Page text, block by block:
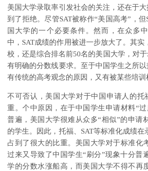
美国大学录取率引发社会的关注，还在于
到了拒绝。尽管SAT被称作“美国高考”，
国大学的一个必要条件。然而，在众多
中，SAT成绩的作用被进一步放大了。其实
校，还是综合排名前50名的美国大学，对
有明确的分数线要求。至于中国学生之所
有传统的高考观念的原因，又有被某些培训
不可否认，美国大学对于中国申请人的托
重。个中原因，在于中国学生申请材料“
普遍，美国大学很难从众多“相似”的申请
的学生。因此，托福、SAT等标准化成绩在
占到了很大的比重。美国大学对于标准化
过来又导致了中国学生“刷分”现象十分普
学的分数水涨船高，而美国大学不得不再